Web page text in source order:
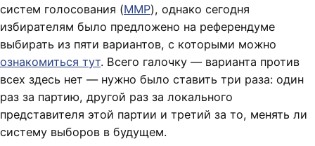
систем голосования (MMP), однако сегодня
избирателям было предложено на референдуме
выбирать из пяти вариантов, с которыми можно
ознакомиться тут. Всего галочку — варианта против
всех здесь нет — нужно было ставить три раза: один
раз за партию, другой раз за локального
представителя этой партии и третий за то, менять ли
систему выборов в будущем.